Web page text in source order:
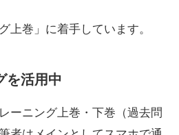
上巻」に着手しています。
を活用中
ーニング上巻・下巻（過去問